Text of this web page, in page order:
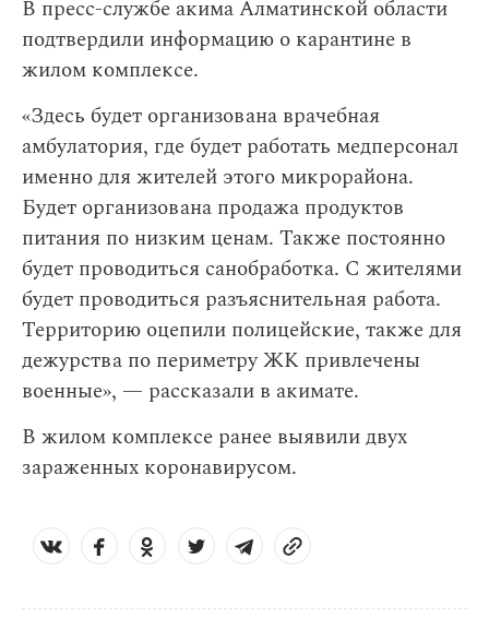
В пресс-службе акима Алматинской области
подтвердили информацию о карантине в
жилом комплексе.
«Здесь будет организована врачебная
амбулатория, где будет работать медперсонал
именно для жителей этого микрорайона.
Будет организована продажа продуктов
питания по низким ценам. Также постоянно
будет проводиться санобработка. С жителями
будет проводиться разъяснительная работа.
Территорию оцепили полицейские, также для
дежурства по периметру ЖК привлечены
военные», — рассказали в акимате.
В жилом комплексе ранее выявили двух
зараженных коронавирусом.